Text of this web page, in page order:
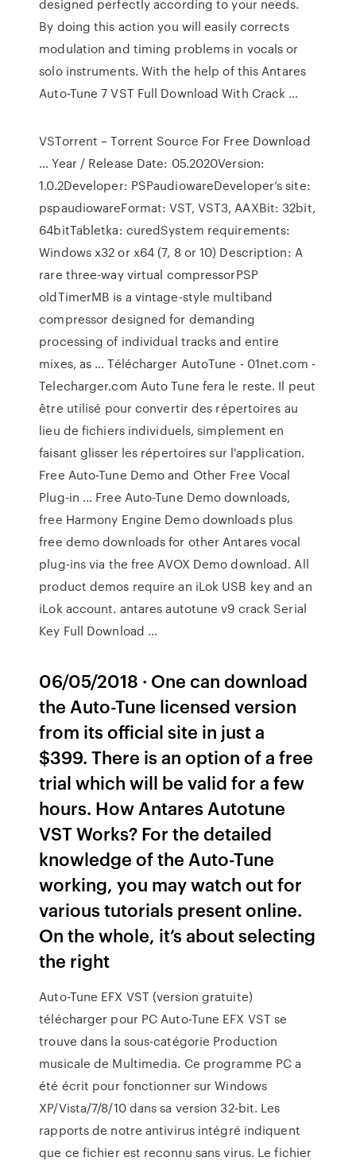
designed perfectly according to your needs.
By doing this action you will easily corrects
modulation and timing problems in vocals or
solo instruments. With the help of this Antares
Auto-Tune 7 VST Full Download With Crack …
VSTorrent – Torrent Source For Free Download
… Year / Release Date: 05.2020Version:
1.0.2Developer: PSPaudiowareDeveloper’s site:
pspaudiowareFormat: VST, VST3, AAXBit: 32bit,
64bitTabletka: curedSystem requirements:
Windows x32 or x64 (7, 8 or 10) Description: A
rare three-way virtual compressorPSP
oldTimerMB is a vintage-style multiband
compressor designed for demanding
processing of individual tracks and entire
mixes, as … Télécharger AutoTune - 01net.com -
Telecharger.com Auto Tune fera le reste. Il peut
être utilisé pour convertir des répertoires au
lieu de fichiers individuels, simplement en
faisant glisser les répertoires sur l'application.
Free Auto-Tune Demo and Other Free Vocal
Plug-in … Free Auto-Tune Demo downloads,
free Harmony Engine Demo downloads plus
free demo downloads for other Antares vocal
plug-ins via the free AVOX Demo download. All
product demos require an iLok USB key and an
iLok account. antares autotune v9 crack Serial
Key Full Download …
06/05/2018 · One can download
the Auto-Tune licensed version
from its official site in just a
$399. There is an option of a free
trial which will be valid for a few
hours. How Antares Autotune
VST Works? For the detailed
knowledge of the Auto-Tune
working, you may watch out for
various tutorials present online.
On the whole, it’s about selecting
the right
Auto-Tune EFX VST (version gratuite)
télécharger pour PC Auto-Tune EFX VST se
trouve dans la sous-catégorie Production
musicale de Multimedia. Ce programme PC a
été écrit pour fonctionner sur Windows
XP/Vista/7/8/10 dans sa version 32-bit. Les
rapports de notre antivirus intégré indiquent
que ce fichier est reconnu sans virus. Le fichier